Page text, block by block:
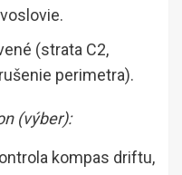
(strata C2,
perimetra).
(výber):
kompas driftu,